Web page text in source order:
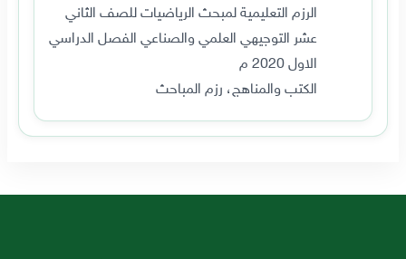
الرزم التعليمية لمبحث الرياضيات للصف الثاني
عشر التوجيهي العلمي والصناعي الفصل الدراسي
الاول 2020 م
الكتب والمناهج، رزم المباحث